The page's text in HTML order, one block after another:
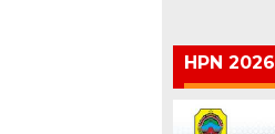
HPN 2026